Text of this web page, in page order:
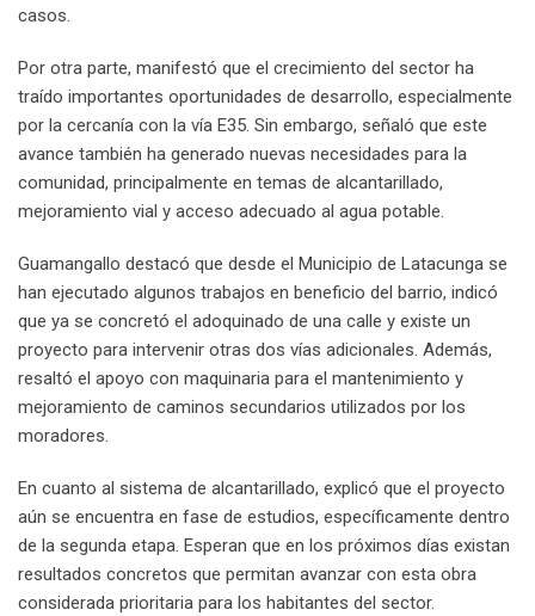
casos.
Por otra parte, manifestó que el crecimiento del sector ha
traído importantes oportunidades de desarrollo, especialmente
por la cercanía con la vía E35. Sin embargo, señaló que este
avance también ha generado nuevas necesidades para la
comunidad, principalmente en temas de alcantarillado,
mejoramiento vial y acceso adecuado al agua potable.
Guamangallo destacó que desde el Municipio de Latacunga se
han ejecutado algunos trabajos en beneficio del barrio, indicó
que ya se concretó el adoquinado de una calle y existe un
proyecto para intervenir otras dos vías adicionales. Además,
resaltó el apoyo con maquinaria para el mantenimiento y
mejoramiento de caminos secundarios utilizados por los
moradores.
En cuanto al sistema de alcantarillado, explicó que el proyecto
aún se encuentra en fase de estudios, específicamente dentro
de la segunda etapa. Esperan que en los próximos días existan
resultados concretos que permitan avanzar con esta obra
considerada prioritaria para los habitantes del sector.